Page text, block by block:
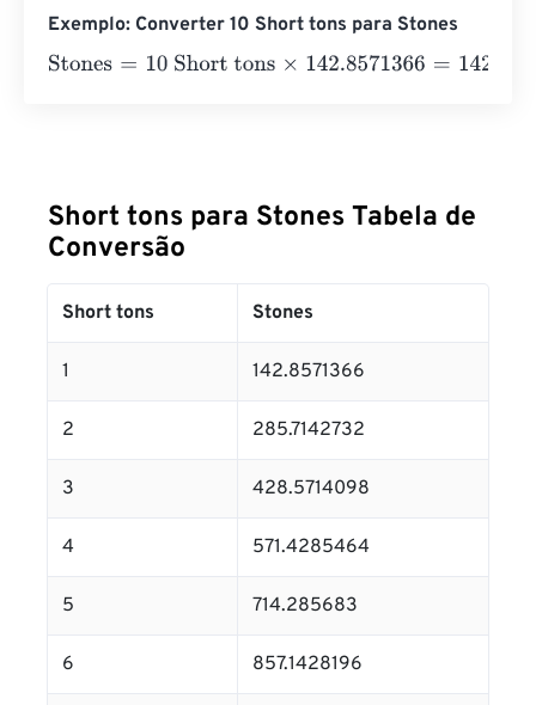
Exemplo: Converter 10 Short tons para Stones
Stones= 10 Short tons×142.8571366=1428.571366
Short tons para Stones Tabela de
Conversão
Short tons Stones
1 142.8571366
2 285.7142732
3 428.5714098
4 571.4285464
5 714.285683
6 857.1428196